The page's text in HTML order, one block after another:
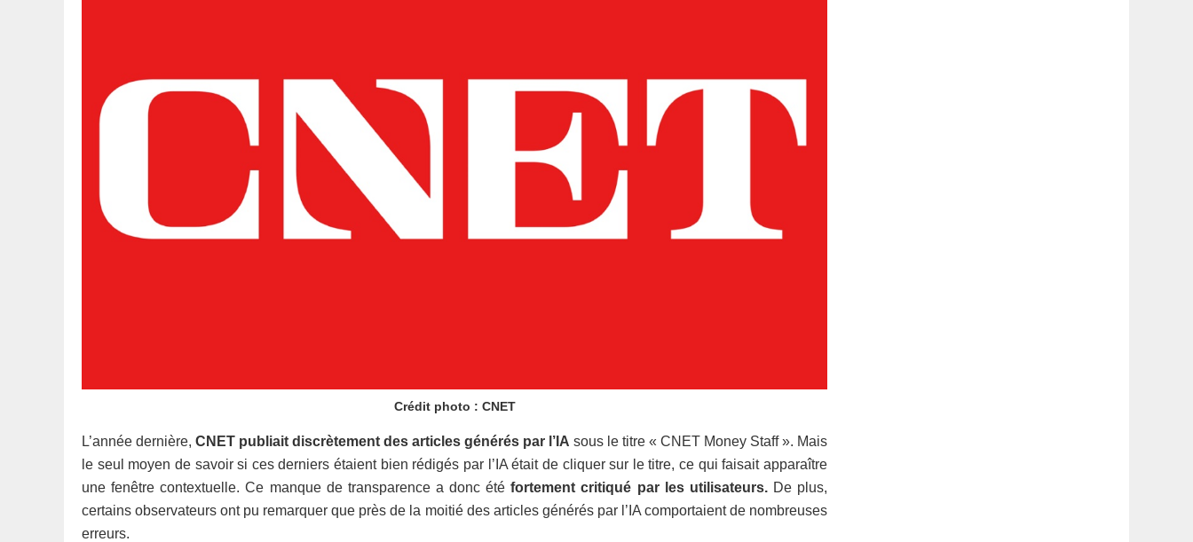
Crédit photo : CNET
L’année dernière, CNET publiait discrètement des articles générés par l’IA sous le titre « CNET Money Staff ». Mais
le seul moyen de savoir si ces derniers étaient bien rédigés par l’IA était de cliquer sur le titre, ce qui faisait apparaître
une fenêtre contextuelle. Ce manque de transparence a donc été fortement critiqué par les utilisateurs.De plus,
certains observateurs ont pu remarquer que près de la moitié des articles générés par l’IA comportaient de nombreuses
erreurs.